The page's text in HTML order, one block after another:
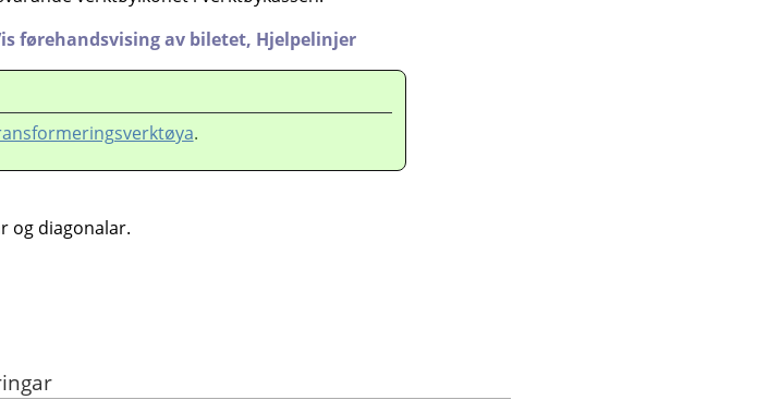
førehandsvising av biletet, Hjelpelinjer
.
og diagonalar.